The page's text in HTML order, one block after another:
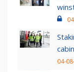
04-